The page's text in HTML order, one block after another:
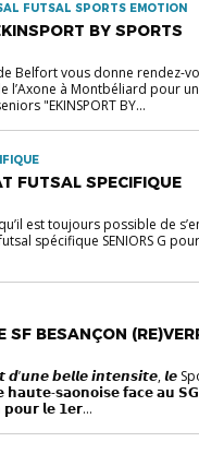
FUTSAL SPORTS EMOTION
BY SPORTS
Belfort vous donne rendez-
l’Axone à Montbéliard pour
"EKINSPORT BY...
FUTSAL SPECIFIQUE
est toujours possible de
spécifique SENIORS G
SF BESANÇON
𝙗𝙚𝙡𝙡𝙚 𝙞𝙣𝙩𝙚𝙣𝙨𝙞𝙩𝙚, 𝙡𝙚
𝗵𝗮𝘂𝘁𝗲-𝘀𝗮𝗼𝗻𝗼𝗶𝘀𝗲 𝗳𝗮𝗰𝗲 𝗮𝘂 𝗦𝗚
𝗽𝗼𝘂𝗿 𝗹𝗲 𝟭𝗲𝗿...